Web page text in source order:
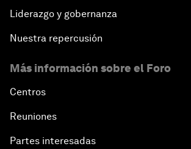
Liderazgo y gobernanza
Nuestra repercusión
Más información sobre el Foro
Centros
Reuniones
Partes interesadas